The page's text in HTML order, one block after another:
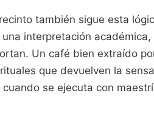
también sigue esta
interpretación
Un café bien extraído
que devuelven la
se ejecuta con